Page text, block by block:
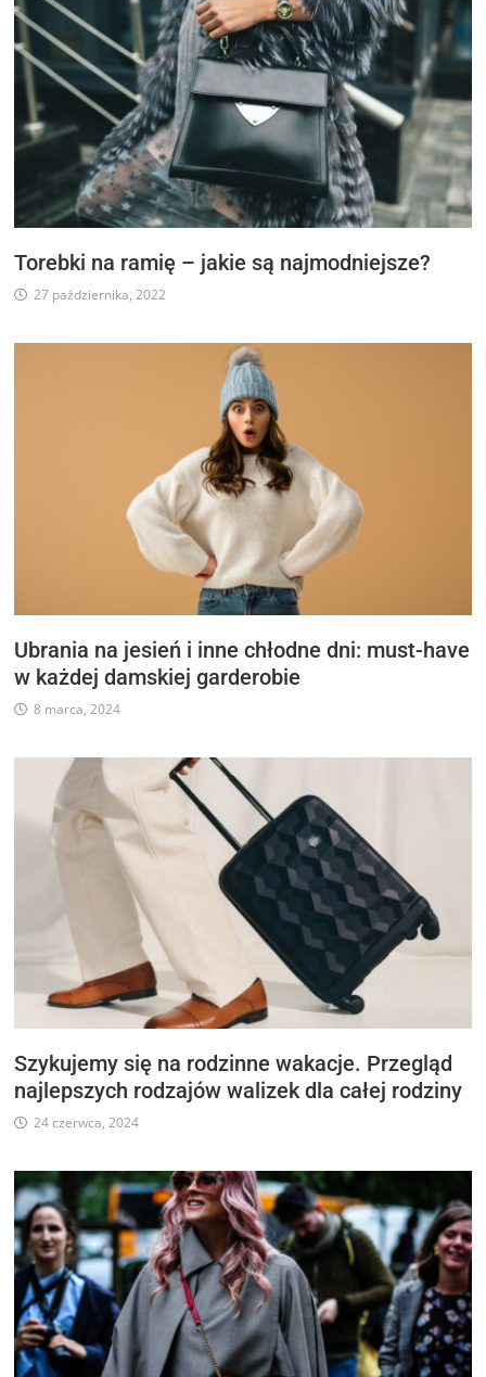
Torebki na ramię – jakie są najmodniejsze?
27 października, 2022
Ubrania na jesień i inne chłodne dni: must-have
w każdej damskiej garderobie
8 marca, 2024
Szykujemy się na rodzinne wakacje. Przegląd
najlepszych rodzajów walizek dla całej rodziny
24 czerwca, 2024